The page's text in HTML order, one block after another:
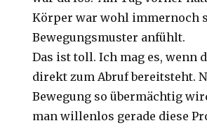
Körper war wohl immernoch
Bewegungsmuster anfühlt.
Das ist toll. Ich mag es, wenn
direkt zum Abruf bereitsteht.
Bewegung so übermächtig
man willenlos gerade diese